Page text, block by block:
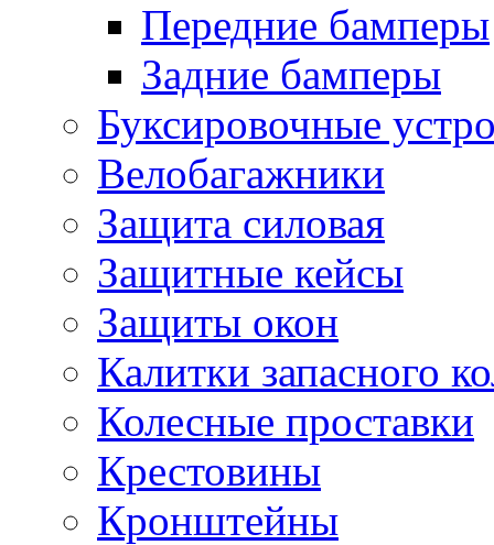
Передние бамперы
Задние бамперы
Буксировочные
Велобагажники
Защита силовая
Защитные кейсы
Защиты окон
Калитки запасного
Колесные проставки
Крестовины
Кронштейны